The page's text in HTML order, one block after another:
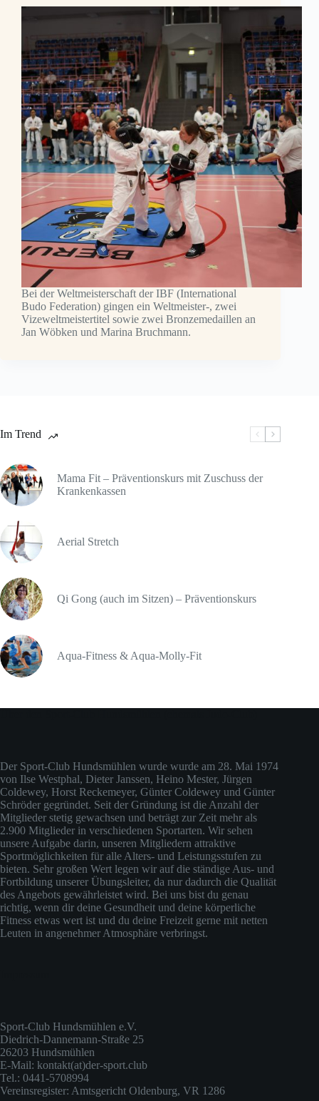
Bei der Weltmeisterschaft der IBF (International
Budo Federation) gingen ein Weltmeister-, zwei
Vizeweltmeistertitel sowie zwei Bronzemedaillen an
Jan Wöbken und Marina Bruchmann.
Im Trend
Mama Fit – Präventionskurs mit Zuschuss der
Krankenkassen
Aerial Stretch
Qi Gong (auch im Sitzen) – Präventionskurs
Aqua-Fitness & Aqua-Molly-Fit
Der Sport-Club Hundsmühlen wurde wurde am 28. Mai 1974
von Ilse Westphal, Dieter Janssen, Heino Mester, Jürgen
Coldewey, Horst Reckemeyer, Günter Coldewey und Günter
Schröder gegründet. Seit der Gründung ist die Anzahl der
Mitglieder stetig gewachsen und beträgt zur Zeit mehr als
2.900 Mitglieder in verschiedenen Sportarten. Wir sehen
unsere Aufgabe darin, unseren Mitgliedern attraktive
Sportmöglichkeiten für alle Alters- und Leistungsstufen zu
bieten. Sehr großen Wert legen wir auf die ständige Aus- und
Fortbildung unserer Übungsleiter, da nur dadurch die Qualität
des Angebots gewährleistet wird. Bei uns bist du genau
richtig, wenn dir deine Gesundheit und deine körperliche
Fitness etwas wert ist und du deine Freizeit gerne mit netten
Leuten in angenehmer Atmosphäre verbringst.
Sport-Club Hundsmühlen e.V.
Diedrich-Dannemann-Straße 25
26203 Hundsmühlen
E-Mail: kontakt(at)der-sport.club
Tel.: 0441-5708994
Vereinsregister: Amtsgericht Oldenburg, VR 1286